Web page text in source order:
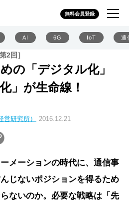
無料会員登録
AI 6G IoT 通
2回］
の「デジタル化」
」が生命線！
研究所） 2016.12.21
メーションの時代に、通信事
じないポジションを得るため
ないのか。必要な戦略は「先